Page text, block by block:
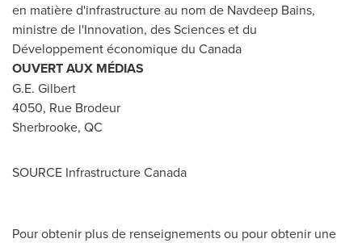
en matière d'infrastructure au nom de Navdeep Bains,
ministre de l'Innovation, des Sciences et du
Développement économique du Canada
OUVERT AUX MÉDIAS
G.E. Gilbert
4050, Rue Brodeur
Sherbrooke, QC
SOURCE Infrastructure Canada
Pour obtenir plus de renseignements ou pour obtenir une